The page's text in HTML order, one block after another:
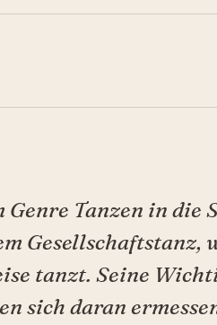
Genre Tanzen in die
Gesellschaftstanz,
tanzt. Seine
sich daran